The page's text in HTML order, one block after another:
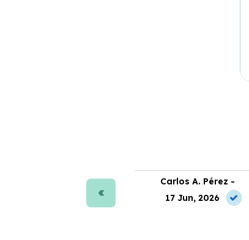
Carlos A. Pérez -
17 Jun, 2026